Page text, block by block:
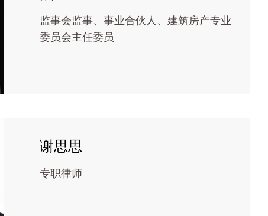
监事会监事、事业合伙人、建筑房产专业
委员会主任委员
谢思思
专职律师